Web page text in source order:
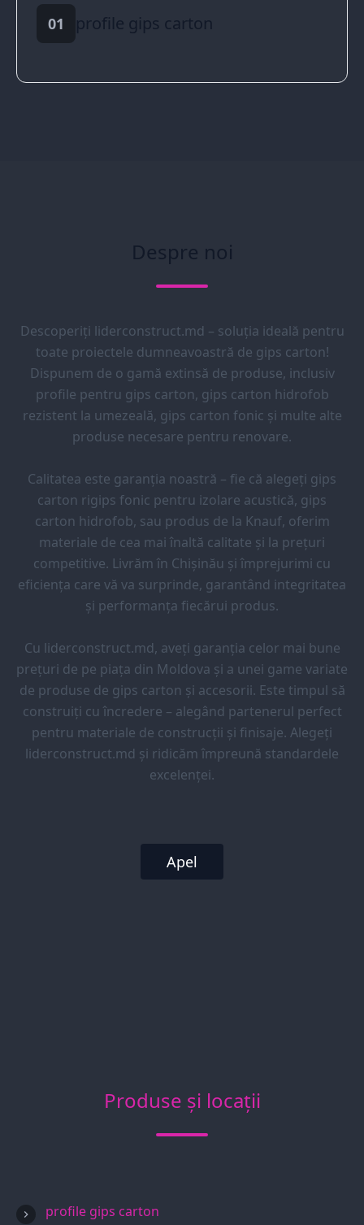
01 profile gips carton
Despre noi
Descoperiți liderconstruct.md – soluția ideală pentru
toate proiectele dumneavoastră de gips carton!
Dispunem de o gamă extinsă de produse, inclusiv
profile pentru gips carton, gips carton hidrofob
rezistent la umezeală, gips carton fonic și multe alte
produse necesare pentru renovare.
Calitatea este garanția noastră – fie că alegeți gips
carton rigips fonic pentru izolare acustică, gips
carton hidrofob, sau produs de la Knauf, oferim
materiale de cea mai înaltă calitate și la prețuri
competitive. Livrăm în Chișinău și împrejurimi cu
eficiența care vă va surprinde, garantând integritatea
și performanța fiecărui produs.
Cu liderconstruct.md, aveți garanția celor mai bune
prețuri de pe piața din Moldova și a unei game variate
de produse de gips carton și accesorii. Este timpul să
construiți cu încredere – alegând partenerul perfect
pentru materiale de construcții și finisaje. Alegeți
liderconstruct.md și ridicăm împreună standardele
excelenței.
Apel
Produse și locații
profile gips carton